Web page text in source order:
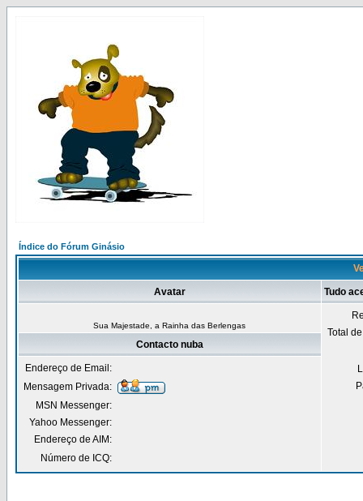
Índice do Fórum Ginásio
Avatar Tudo
Sua Majestade, a Rainha das Berlengas
Total
Contacto nuba
Endereço de Email:
Mensagem Privada:
MSN Messenger:
Yahoo Messenger:
Endereço de AIM:
Número de ICQ: